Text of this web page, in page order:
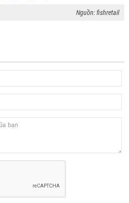
Nguồn: fishretail